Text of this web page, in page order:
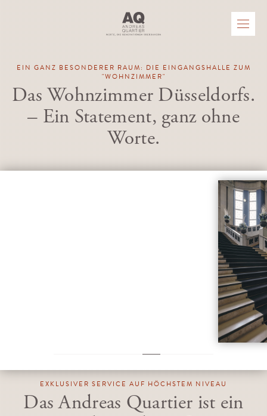
EIN GANZ BESONDERER RAUM: DIE EINGANGSHALLE ZUM
"WOHNZIMMER"
Das Wohnzimmer Düsseldorfs.
– Ein Statement, ganz ohne
Worte.
EXKLUSIVER SERVICE AUF HÖCHSTEM NIVEAU
Das Andreas Quartier ist ein